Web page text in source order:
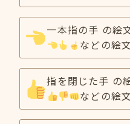
一本指の手 の絵
などの絵
指を閉じた手 の
などの絵